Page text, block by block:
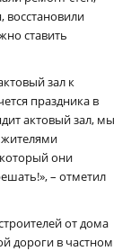
восстановили
ставить
зал к
праздника в
актовый зал, мы
жителями
они
– отметил
от дома
дороги в частном